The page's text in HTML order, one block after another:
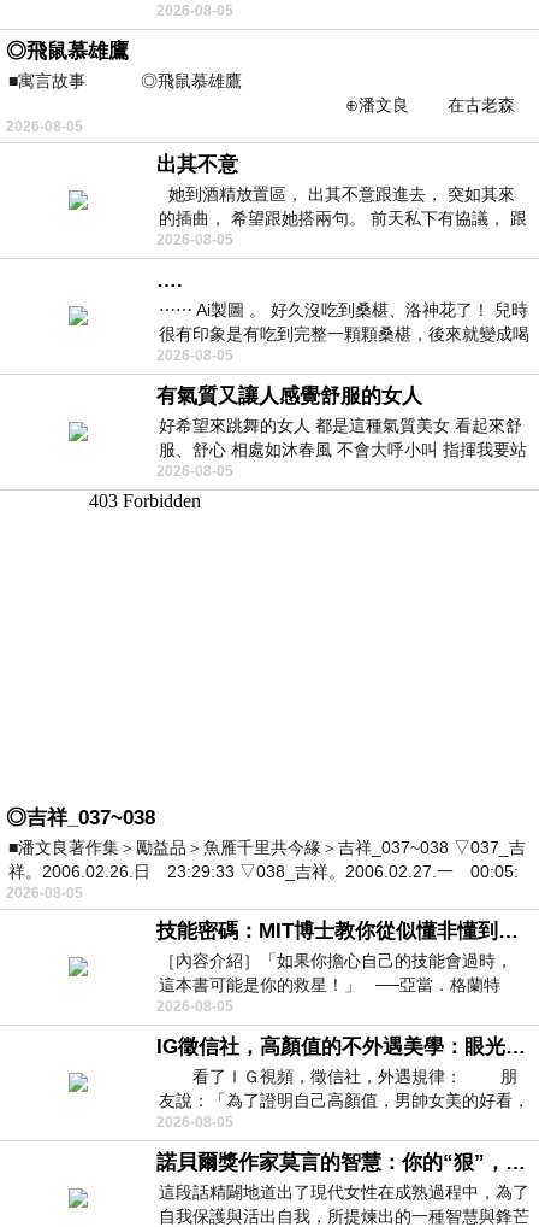
勝一
2026-08-05
◎飛鼠慕雄鷹
■寓言故事 ◎飛鼠慕雄鷹
⊕潘文良 在古老森
林的底層，住著一隻小飛鼠
2026-08-05
出其不意
她到酒精放置區， 出其不意跟進去， 突如其來
的插曲， 希望跟她搭兩句。 前天私下有協議， 跟
著阿弟丟拉基
2026-08-05
….
⋯⋯ Ai製圖 。 好久沒吃到桑椹、洛神花了！ 兒時
很有印象是有吃到完整一顆顆桑椹，後來就變成喝
桑椹汁。 現在是連喝都沒喝
2026-08-05
有氣質又讓人感覺舒服的女人
好希望來跳舞的女人 都是這種氣質美女 看起來舒
服、舒心 相處如沐春風 不會大呼小叫 指揮我要站
哪個位子 妳老幾？？
2026-08-05
◎吉祥_037~038
■潘文良著作集＞勵益品＞魚雁千里共今緣＞吉祥_037~038 ▽037_吉
祥。2006.02.26.日 23:29:33 ▽038_吉祥。2006.02.27.一 00:05:
2026-08-05
技能密碼：MIT博士教你從似懂非懂到穩定輸出，把專業變事業的職能升級攻略 /麥特．比恩(容錯)
［內容介紹］「如果你擔心自己的技能會過時，
這本書可能是你的救星！」 ──亞當．格蘭特
（Adam Grant），《
2026-08-05
IG徵信社，高顏值的不外遇美學：眼光太高也是一種防禦，為了證明我長得好看，我決定一輩子不外遇！
看了ＩＧ視頻，徵信社，外遇規律： 朋
友說：「為了證明自己高顏值，男帥女美的好看，
且眼光高，我決定一輩子不外遇。」
2026-08-05
諾貝爾獎作家莫言的智慧：你的“狠”，才是最好的自我保護
這段話精闢地道出了現代女性在成熟過程中，為了
自我保護與活出自我，所提煉出的一種智慧與鋒芒